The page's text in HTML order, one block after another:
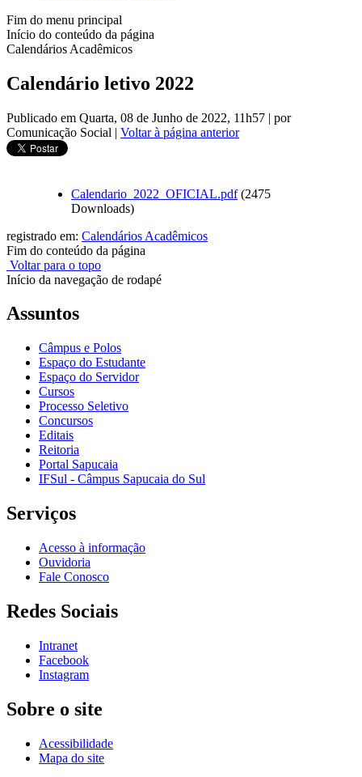
Fim do menu principal
Início do conteúdo da página
Calendários Acadêmicos
Calendário letivo 2022
Publicado em Quarta, 08 de Junho de 2022, 11h57 | por
Comunicação Social | Voltar à página anterior
Calendario_2022_OFICIAL.pdf (2475
Downloads)
registrado em: Calendários Acadêmicos
Fim do conteúdo da página
Voltar para o topo
Início da navegação de rodapé
Assuntos
Câmpus e Polos
Espaço do Estudante
Espaço do Servidor
Cursos
Processo Seletivo
Concursos
Editais
Reitoria
Portal Sapucaia
IFSul - Câmpus Sapucaia do Sul
Serviços
Acesso à informação
Ouvidoria
Fale Conosco
Redes Sociais
Intranet
Facebook
Instagram
Sobre o site
Acessibilidade
Mapa do site